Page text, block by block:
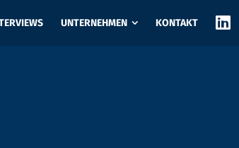
UNTERNEHMEN KONTAKT